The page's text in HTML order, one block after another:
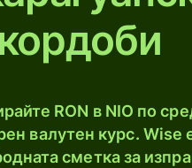
кордоби
RON в NIO по
валутен курс. Wise
сметка за